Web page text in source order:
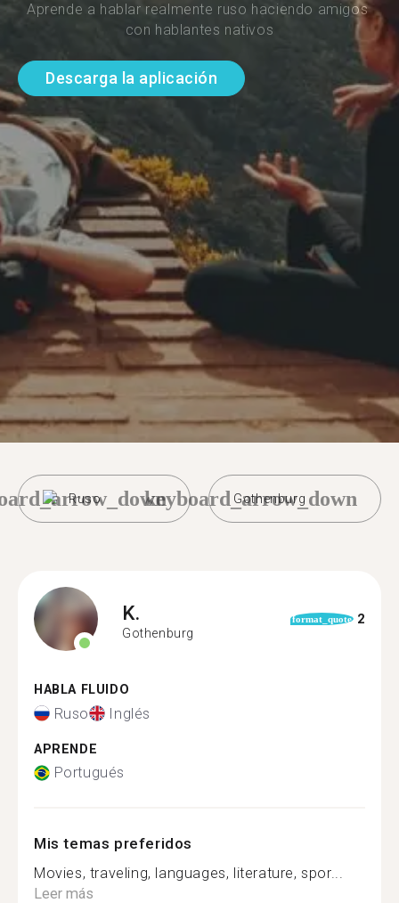
Aprende a hablar realmente ruso haciendo amigos
con hablantes nativos
Descarga la aplicación
Ruso Gothenburg
keyboard_arrow_down
K.
Gothenburg
format_quote 2
HABLA FLUIDO
Ruso Inglés
APRENDE
Portugués
Mis temas preferidos
Movies, traveling, languages, literature, spor...
Leer más